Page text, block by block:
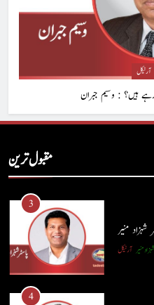
آرٹیکل
رہے ہیں؟ : وسیم جبران
مقبول ترین
1
فیروز بھٹی
کالم
2
3
شہزاد منیر
آرٹیکل منیر
4